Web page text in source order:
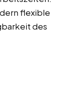
flexible
des